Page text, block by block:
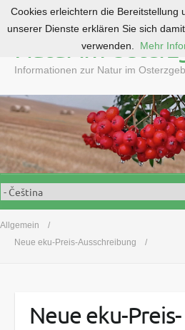
o
o
n
t
e
n
Natur im
Informationen zur Natur im
Allgemein
Neue eku-Preis-Ausschreibung
Neue eku-Preis-
Cookies erleichtern die Bereitstellung
unserer Dienste erklären Sie sich
verwenden.
Mehr